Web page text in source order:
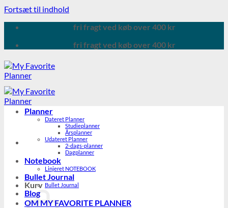
Fortsæt til indhold
fri fragt ved køb over 400 kr
fri fragt ved køb over 400 kr
Kurv
Planner
Dateret Planner
Studieplanner
Årsplanner
Udateret Planner
2-dags-planner
Dagplanner
Notebook
Linjeret NOTEBOOK
Bullet Journal
Bullet Journal
Blog
OM MY FAVORITE PLANNER